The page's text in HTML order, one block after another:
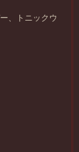
、トニックウ